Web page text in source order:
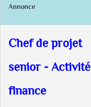
Annonce
Chef de projet
senior - Activité
finance